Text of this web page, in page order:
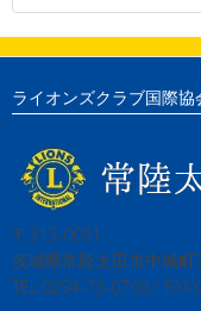
ライオンズクラブ国際
〒313-0061
茨城県常陸太田市中城町
TEL:0294-73-0769 /